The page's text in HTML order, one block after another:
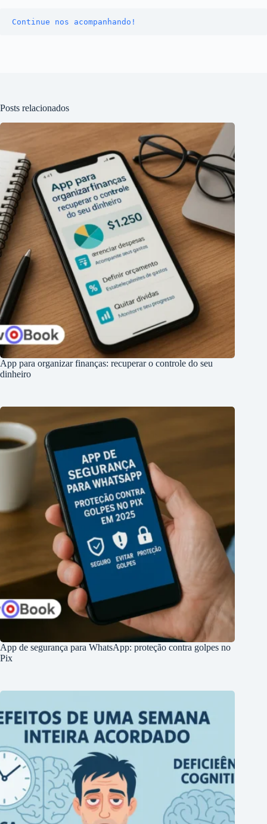
Continue nos acompanhando!
Posts relacionados
App para organizar finanças: recuperar o controle do seu
dinheiro
App de segurança para WhatsApp: proteção contra golpes no
Pix